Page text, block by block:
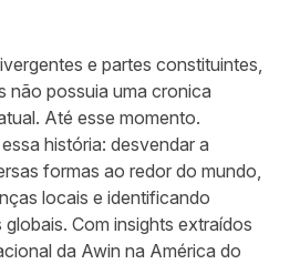
e partes constituintes,
não possuia uma cronica
Até esse momento.
história: desvendar a
formas ao redor do mundo,
locais e identificando
Com insights extraídos
da Awin na América do